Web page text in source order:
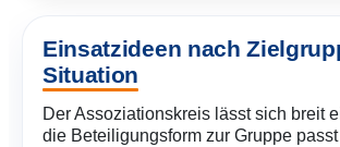
Einsatzideen nach
Situation
Der Assoziationskreis lässt sich breit
die Beteiligungsform zur Gruppe